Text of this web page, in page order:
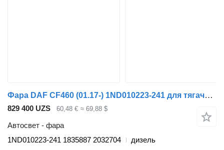
Фара DAF CF460 (01.17-) 1ND010223-241 для тягача DAF CF450, CF460 (2017-)
829 400 UZS 60,48 € ≈ 69,88 $
Автосвет - фара
1ND010223-241 1835887 2032704
дизель